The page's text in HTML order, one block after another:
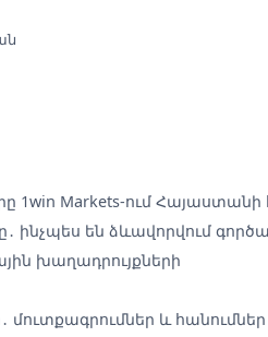
1win Markets-ում
ինչպես են ձևավորվում
խաղադրույքների
և հանումներ